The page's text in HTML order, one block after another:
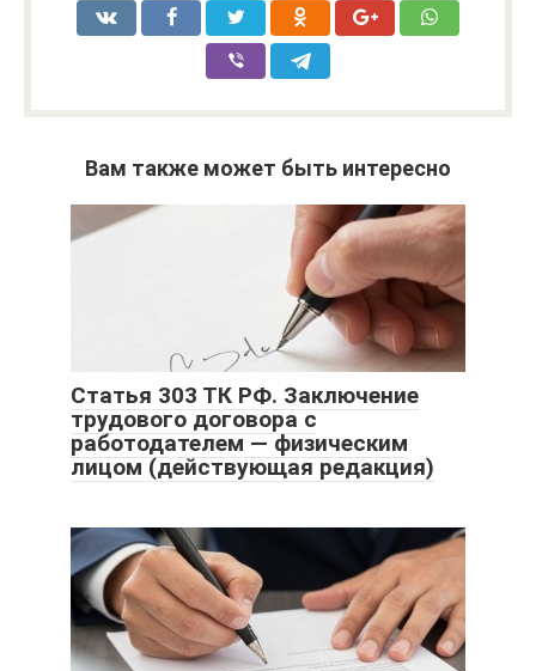
Вам также может быть интересно
Статья 303 ТК РФ. Заключение
трудового договора с
работодателем — физическим
лицом (действующая редакция)